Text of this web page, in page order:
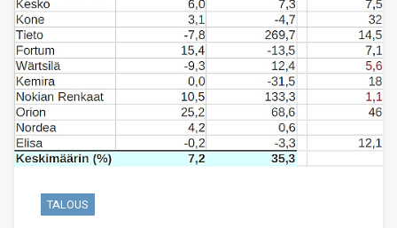
TALOUS